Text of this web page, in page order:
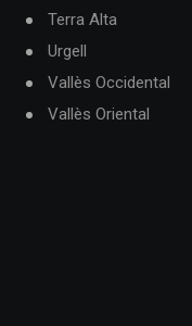
Terra Alta
Urgell
Vallès Occidental
Vallès Oriental